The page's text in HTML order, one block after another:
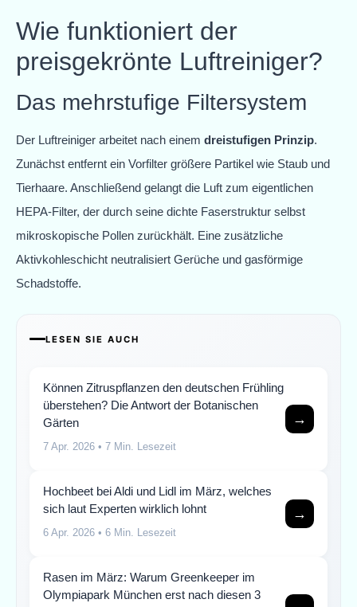
Wie funktioniert der
preisgekrönte Luftreiniger?
Das mehrstufige Filtersystem
Der Luftreiniger arbeitet nach einem dreistufigen Prinzip.
Zunächst entfernt ein Vorfilter größere Partikel wie Staub und
Tierhaare. Anschließend gelangt die Luft zum eigentlichen
HEPA-Filter, der durch seine dichte Faserstruktur selbst
mikroskopische Pollen zurückhält. Eine zusätzliche
Aktivkohleschicht neutralisiert Gerüche und gasförmige
Schadstoffe.
LESEN SIE AUCH
Können Zitruspflanzen den deutschen Frühling
überstehen? Die Antwort der Botanischen
Gärten
7 Apr. 2026 • 7 Min. Lesezeit
→
Hochbeet bei Aldi und Lidl im März, welches
sich laut Experten wirklich lohnt
6 Apr. 2026 • 6 Min. Lesezeit
→
Rasen im März: Warum Greenkeeper im
Olympiapark München erst nach diesen 3